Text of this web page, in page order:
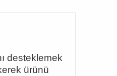
ı desteklemek
ürünü